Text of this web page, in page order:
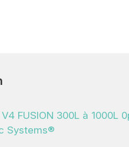
FUSION 300L à 1000L
Systems®